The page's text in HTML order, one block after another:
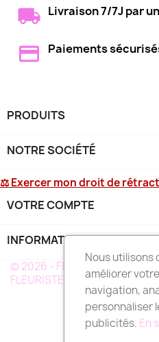
Livraison 7/7J par
Paiements
PRODUITS
NOTRE SOCIÉTÉ
⚖ Exercer mon droit de
VOTRE COMPTE
INFORMATIONS
© 2026 - FLEURS DEUIL
FLEURISTE A VOTRE SERVICE
Nous utilisons
améliorer
navigation,
personnaliser
publicités. En